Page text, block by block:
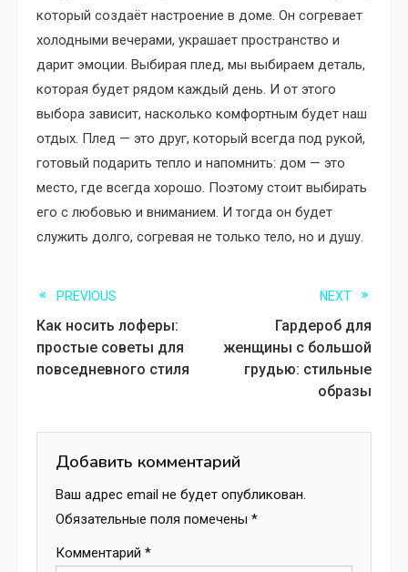
который создаёт настроение в доме. Он согревает
холодными вечерами, украшает пространство и
дарит эмоции. Выбирая плед, мы выбираем деталь,
которая будет рядом каждый день. И от этого
выбора зависит, насколько комфортным будет наш
отдых. Плед — это друг, который всегда под рукой,
готовый подарить тепло и напомнить: дом — это
место, где всегда хорошо. Поэтому стоит выбирать
его с любовью и вниманием. И тогда он будет
служить долго, согревая не только тело, но и душу.
Read
more
articles
PREVIOUS
Как носить лоферы:
простые советы для
повседневного стиля
NEXT
Гардероб для
женщины с большой
грудью: стильные
образы
Добавить комментарий
Ваш адрес email не будет опубликован.
Обязательные поля помечены *
Комментарий *